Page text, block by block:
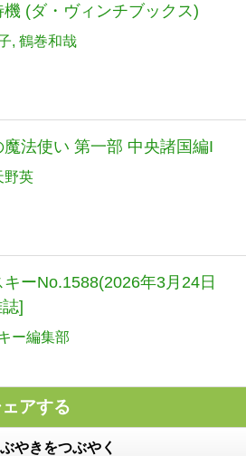
(ダ・ヴィンチブックス)
鶴巻和哉
法使い 第一部 中央諸国編I
野英
ーNo.1588(2026年3月24日
]
ー編集部
アする
やきをつぶやく